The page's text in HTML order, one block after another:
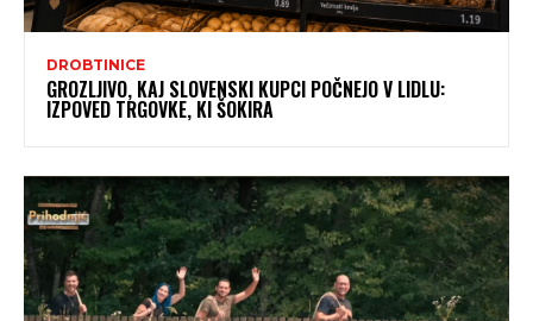
DROBTINICE
GROZLJIVO, KAJ SLOVENSKI KUPCI POČNEJO V LIDLU:
IZPOVED TRGOVKE, KI ŠOKIRA